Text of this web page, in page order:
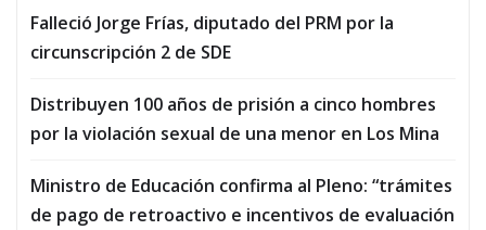
Falleció Jorge Frías, diputado del PRM por la
circunscripción 2 de SDE
Distribuyen 100 años de prisión a cinco hombres
por la violación sexual de una menor en Los Mina
Ministro de Educación confirma al Pleno: “trámites
de pago de retroactivo e incentivos de evaluación